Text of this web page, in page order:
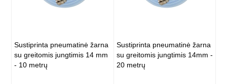
Sustiprinta pneumatinė žarna
su greitomis jungtimis 14 mm
- 10 metrų
Sustiprinta pneumatinė žarna
su greitomis jungtimis 14mm -
20 metrų